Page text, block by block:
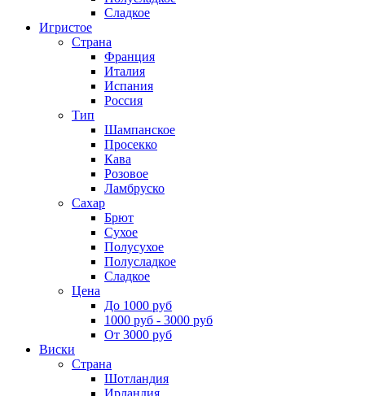
Сладкое
Игристое
Страна
Франция
Италия
Испания
Россия
Тип
Шампанское
Просекко
Кава
Розовое
Ламбруско
Сахар
Брют
Сухое
Полусухое
Полусладкое
Сладкое
Цена
До 1000 руб
1000 руб - 3000 руб
От 3000 руб
Виски
Страна
Шотландия
Ирландия